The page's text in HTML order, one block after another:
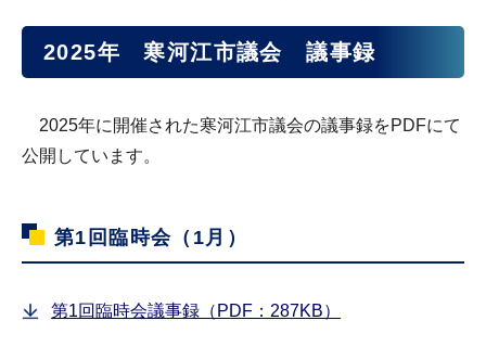
2025年 寒河江市議会 議事録
2025年に開催された寒河江市議会の議事録をPDFにて
公開しています。
第1回臨時会（1月）
第1回臨時会議事録（PDF：287KB）